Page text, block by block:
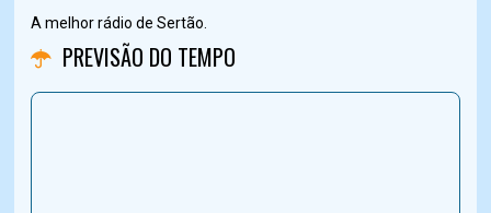
A melhor rádio de Sertão.
PREVISÃO DO TEMPO